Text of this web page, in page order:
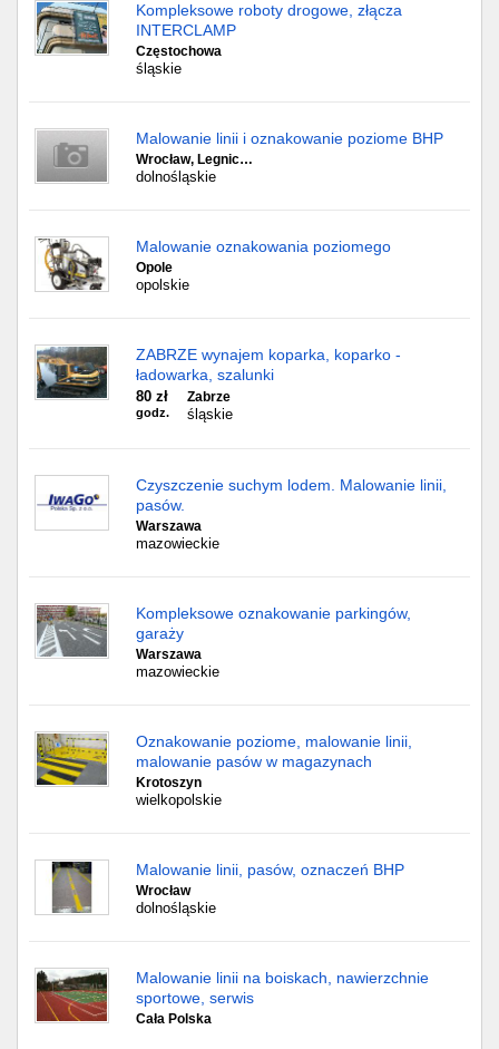
Kompleksowe roboty drogowe, złącza
INTERCLAMP
Częstochowa
śląskie
Malowanie linii i oznakowanie poziome BHP
Wrocław, Legnic…
dolnośląskie
Malowanie oznakowania poziomego
Opole
opolskie
ZABRZE wynajem koparka, koparko -
ładowarka, szalunki
80 zł
godz.
Zabrze
śląskie
Czyszczenie suchym lodem. Malowanie linii,
pasów.
Warszawa
mazowieckie
Kompleksowe oznakowanie parkingów,
garaży
Warszawa
mazowieckie
Oznakowanie poziome, malowanie linii,
malowanie pasów w magazynach
Krotoszyn
wielkopolskie
Malowanie linii, pasów, oznaczeń BHP
Wrocław
dolnośląskie
Malowanie linii na boiskach, nawierzchnie
sportowe, serwis
Cała Polska